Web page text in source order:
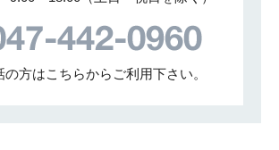
の方はこちらからご利用下さい。